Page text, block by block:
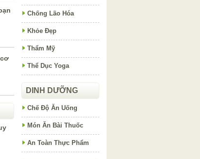
Chống Lão Hóa
Khỏe Đẹp
Thẩm Mỹ
Thể Dục Yoga
DINH DƯỠNG
Chế Độ Ăn Uống
Món Ăn Bài Thuốc
An Toàn Thực Phẩm